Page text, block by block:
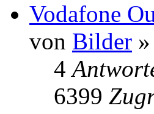
Vodafone
von Bilder
4
6399